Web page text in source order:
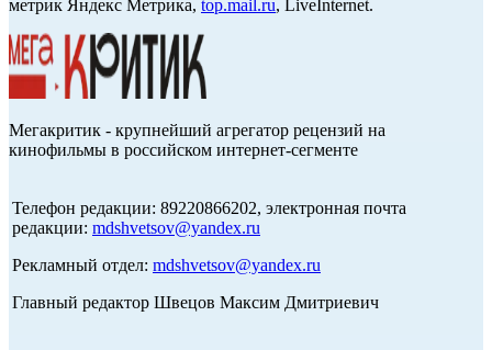
метрик Яндекс Метрика, top.mail.ru, LiveInternet.
Мегакритик - крупнейший агрегатор рецензий на
кинофильмы в российском интернет-сегменте
Телефон редакции: 89220866202, электронная почта
редакции: mdshvetsov@yandex.ru
Рекламный отдел: mdshvetsov@yandex.ru
Главный редактор Швецов Максим Дмитриевич